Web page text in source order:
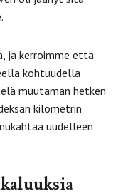
ja kerroimme että
kohtuudella
muutaman hetken
kilometrin
uudelleen